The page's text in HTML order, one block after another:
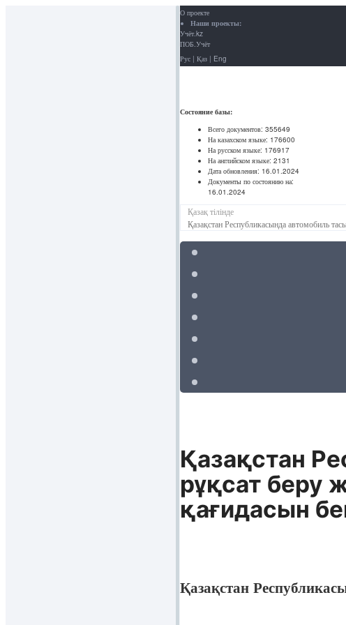
О проекте
Наши проекты:
Учёт.kz
ПОБ.Учёт
Рус | Қаз | Eng
Состояние базы:
Всего документов: 355649
На казахском языке: 176600
На русском языке: 176917
На английском языке: 2131
Дата обновления: 16.01.2024
Документы по состоянию на:
16.01.2024
Қазақ тілінде
Қазақстан Республикасында автомобиль
Қазақстан
рұқсат беру
қағидасын
Қазақстан